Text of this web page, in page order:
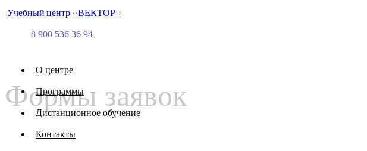
Учебный центр <<ВЕКТОР>>
8 900 536 36 94
О центре
Программы
Дистанционное обучение
Контакты
Формы заявок